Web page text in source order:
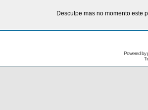
Desculpe mas no momento este
Powered by